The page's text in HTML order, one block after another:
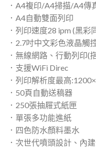
．A4複印/A4掃描/A4傳
．A4自動雙面列印
．列印速度28 ipm (黑彩
．2.7吋中文彩色液晶觸
．無線網路、行動列印(
．支援WiFi Direc
．列印解析度最高
．50頁自動送稿器
．250張抽屜式紙匣
．單張多功能進紙
．四色防水顏料墨水
．次世代噴頭設計、內